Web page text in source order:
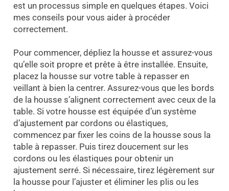
est un processus simple en quelques étapes. Voici
mes conseils pour vous aider à procéder
correctement.
Pour commencer, dépliez la housse et assurez-vous
qu’elle soit propre et prête à être installée. Ensuite,
placez la housse sur votre table à repasser en
veillant à bien la centrer. Assurez-vous que les bords
de la housse s’alignent correctement avec ceux de la
table. Si votre housse est équipée d’un système
d’ajustement par cordons ou élastiques,
commencez par fixer les coins de la housse sous la
table à repasser. Puis tirez doucement sur les
cordons ou les élastiques pour obtenir un
ajustement serré. Si nécessaire, tirez légèrement sur
la housse pour l’ajuster et éliminer les plis ou les